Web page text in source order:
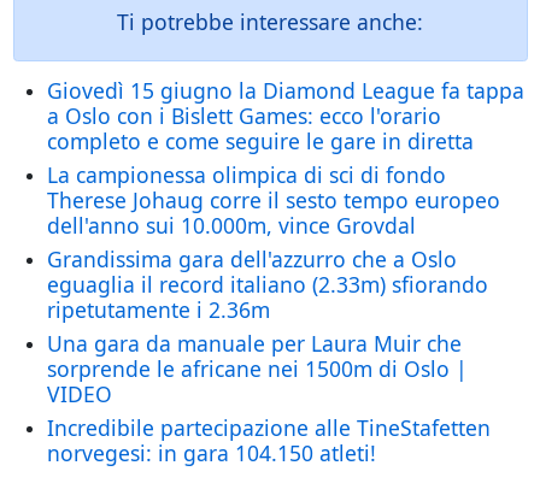
Ti potrebbe interessare anche:
Giovedì 15 giugno la Diamond League fa tappa
a Oslo con i Bislett Games: ecco l'orario
completo e come seguire le gare in diretta
La campionessa olimpica di sci di fondo
Therese Johaug corre il sesto tempo europeo
dell'anno sui 10.000m, vince Grovdal
Grandissima gara dell'azzurro che a Oslo
eguaglia il record italiano (2.33m) sfiorando
ripetutamente i 2.36m
Una gara da manuale per Laura Muir che
sorprende le africane nei 1500m di Oslo |
VIDEO
Incredibile partecipazione alle TineStafetten
norvegesi: in gara 104.150 atleti!